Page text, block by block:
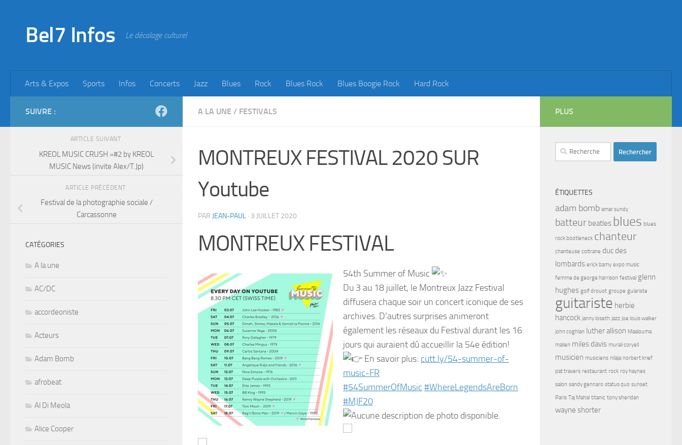
Bel7 Infos Le décalage culturel
Arts & Expos Sports Infos Concerts Jazz Blues Rock Blues Rock Blues Boogie Rock Hard Rock
A LA UNE / FESTIVALS
MONTREUX FESTIVAL 2020 SUR
Youtube
PAR JEAN-PAUL · 3 JUILLET 2020
MONTREUX FESTIVAL
54th Summer of Music
Du 3 au 18 juillet, le Montreux Jazz Festival
diffusera chaque soir un concert iconique de ses
archives. D’autres surprises animeront
également les réseaux du Festival durant les 16
jours qui auraient dû accueillir la 54e édition!
En savoir plus: cutt.ly/54-summer-of-
music-FR
#54SummerOfMusic #WhereLegendsAreBorn
#MJF20
SUIVRE :
ARTICLE SUIVANT
KREOL MUSIC CRUSH »#2 by KREOL
MUSIC News (invite Alex/T.Jp)
ARTICLE PRÉCÉDENT
Festival de la photographie sociale /
Carcassonne
CATÉGORIES
A la une
AC/DC
accordeoniste
Acteurs
Adam Bomb
afrobeat
Al Di Meola
Alice Cooper
PLUS
Rechercher :
ÉTIQUETTES
adam bomb amar sundy
batteur beatles blues blues
rock bootleneck chanteur
chanteuse coltrane duc des
lombards erick bamy expo music
femme de george harrison festival glenn
hughes golf drouot groupe guiariste
guitariste herbie
hancock janny loseth jazz joe louis walker
john coghlan luther allison Maalouma
malien miles davis murali coryell
musicien musiciens nilaja norbert krief
pat travers restaurant rock roy haynes
salon sandy gennaro status quo sunset
Paris Taj Mahal titanic tony sheridan
wayne shorter